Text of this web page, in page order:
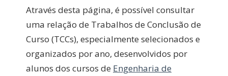
Através desta página, é possível consultar
uma relação de Trabalhos de Conclusão de
Curso (TCCs), especialmente selecionados e
organizados por ano, desenvolvidos por
alunos dos cursos de Engenharia de